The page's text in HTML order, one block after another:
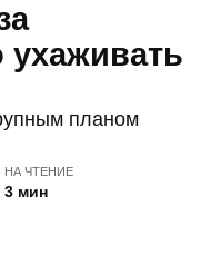
ухаживать
НА ЧТЕНИЕ
3 мин